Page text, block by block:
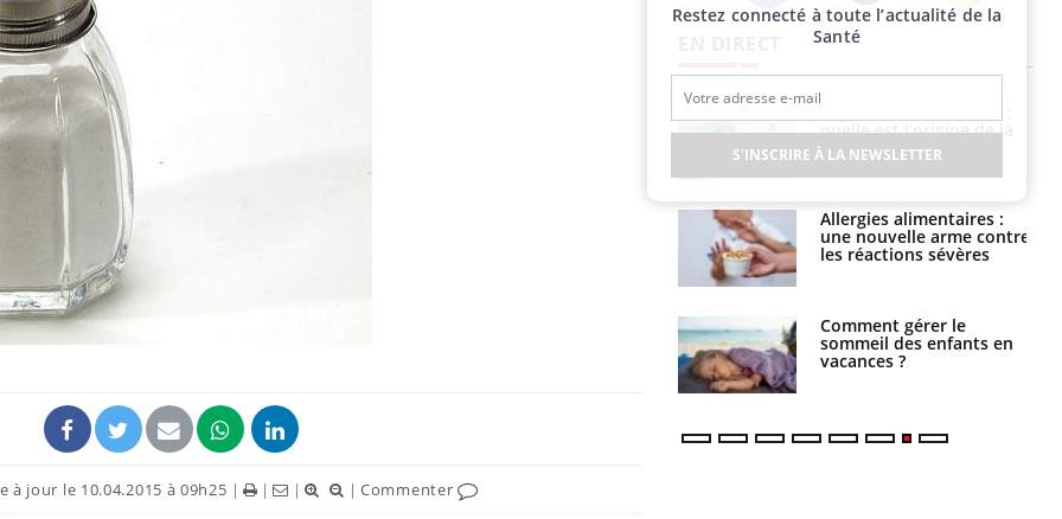
à jour le 10.04.2015 à 09h25 | | | |Commenter
Facebook Twitter Instagram
Le smartphone nuit-il à
l'apprentissage de la
lecture ?
Mordue par une tique en
vacances, elle reste dans
le coma pendant 42 jours
Mordue par un
quelle est l’origine de la
contamination ?
Allergies alimentaires :
une nouvelle arme contre
les réactions sévères
Comment gérer le
sommeil des enfants en
vacances ?
les kinés pourront
bientôt faire
TDAH : quel est ce
traitement autorisé aux
États-Unis ?
Cerveau : le mystère de la
"madeleine de Proust"
enfin expliqué
Restez connecté à toute l’actualité de la
Santé
S'INSCRIRE À LA NEWSLETTER